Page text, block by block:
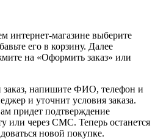
интернет-магазине выберите
его в корзину. Далее
на «Оформить заказ» или
заказ, напишите ФИО, телефон и
и уточнит условия заказа.
придет подтверждение
или через СМС. Теперь останется
новой покупке.